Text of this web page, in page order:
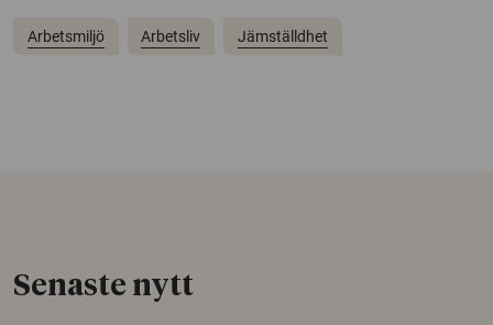
Arbetsmiljö Arbetsliv Jämställdhet
Senaste nytt